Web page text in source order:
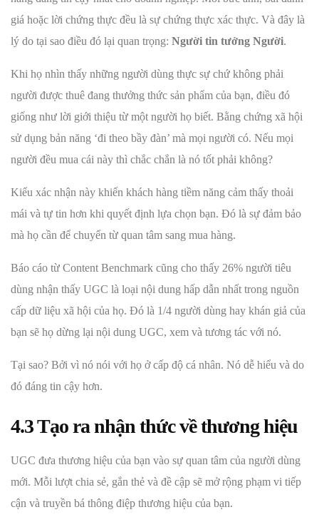
giá hoặc lời chứng thực đều là sự chứng thực xác thực. Và đây là
lý do tại sao điều đó lại quan trọng: Người tin tưởng Người.
Khi họ nhìn thấy những người dùng thực sự chứ không phải
người được thuê đang thưởng thức sản phẩm của bạn, điều đó
giống như lời giới thiệu từ một người họ biết. Bằng chứng xã hội
sử dụng bản năng ‘đi theo bầy đàn’ mà mọi người có. Nếu mọi
người đều mua cái này thì chắc chắn là nó tốt phải không?
Kiểu xác nhận này khiến khách hàng tiềm năng cảm thấy thoải
mái và tự tin hơn khi quyết định lựa chọn bạn. Đó là sự đảm bảo
mà họ cần để chuyển từ quan tâm sang mua hàng.
Báo cáo từ Content Benchmark cũng cho thấy 26% người tiêu
dùng nhận thấy UGC là loại nội dung hấp dẫn nhất trong nguồn
cấp dữ liệu xã hội của họ. Đó là 1/4 người dùng hay khán giả của
bạn sẽ họ dừng lại nội dung UGC, xem và tương tác với nó.
Tại sao? Bởi vì nó nói với họ ở cấp độ cá nhân. Nó dễ hiểu và do
đó đáng tin cậy hơn.
4.3 Tạo ra nhận thức về thương hiệu
UGC đưa thương hiệu của bạn vào sự quan tâm của người dùng
mới. Mỗi lượt chia sẻ, gắn thẻ và đề cập sẽ mở rộng phạm vi tiếp
cận và truyền bá thông điệp thương hiệu của bạn.